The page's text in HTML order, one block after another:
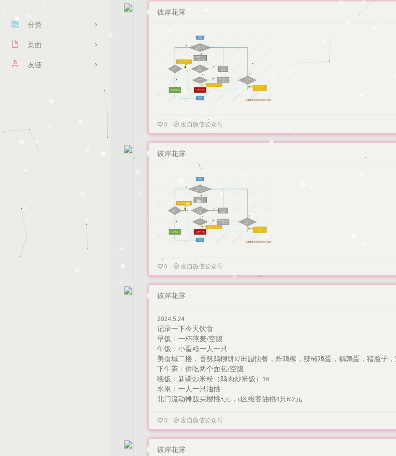
分类
1
7
计算机
页面
文章归档
友链
彼岸花露
0 发自微信公众号
彼岸花露
0 发自微信公众号
彼岸花露
2024.5.24
记录一下今天饮食
早饭：一杯燕麦/空腹
午饭：小蛋糕一人一只
美食城二楼，香酥鸡柳饼8/田园快餐，炸鸡柳，辣椒鸡蛋，鹌鹑蛋，猪脸子
下午茶：偷吃两个面包/空腹
晚饭：新疆炒米粉（鸡肉炒米饭）16
水果：一人一只油桃
北门流动摊贩买樱桃5元，c区维客油桃4只6.2元
0 发自微信公众号
彼岸花露